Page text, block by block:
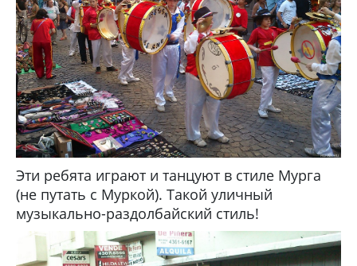
Эти ребята играют и танцуют в стиле Мурга
(не путать с Муркой). Такой уличный
музыкально-раздолбайский стиль!